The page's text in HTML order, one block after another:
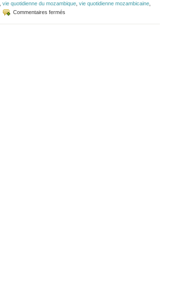
vie quotidienne du mozambique vie quotidienne mozambicaine
Commentaires fermés
#145